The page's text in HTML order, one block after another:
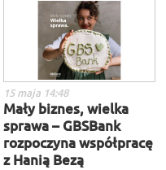
15 maja 14:48
Mały biznes, wielka
sprawa – GBSBank
rozpoczyna współpracę
z Hanią Bezą